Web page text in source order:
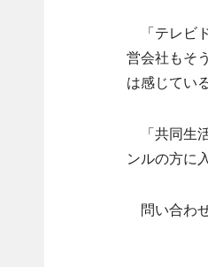
「テレビ
営会社もそ
は感じてい
「共同生
ンルの方に
問い合わ